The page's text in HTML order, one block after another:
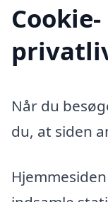
Cookie-
Når du
du, at siden